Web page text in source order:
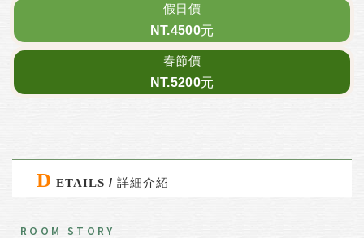
假日價
NT.4500元
春節價
NT.5200元
D ETAILS / 詳細介紹
ROOM STORY